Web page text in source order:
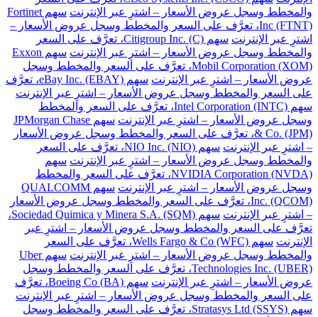
والمخطط وسجل عروض الأسعار – اشترِ عبر الإنترنت
سهم Fortinet
Inc (FTNT)، تعرَّف على السعر والمخطط وسجل عروض الأسعار –
اشترِ عبر الإنترنت
سهم Citigroup Inc. (C)، تعرَّف على السعر
والمخطط وسجل عروض الأسعار – اشترِ عبر الإنترنت
سهم Exxon
Mobil Corporation (XOM)، تعرَّف على السعر والمخطط وسجل
عروض الأسعار – اشترِ عبر الإنترنت
سهم eBay Inc. (EBAY)، تعرَّف
على السعر والمخطط وسجل عروض الأسعار – اشترِ عبر الإنترنت
سهم Intel Corporation (INTC)، تعرَّف على السعر والمخطط
وسجل عروض الأسعار – اشترِ عبر الإنترنت
سهم JPMorgan Chase
& Co. (JPM)، تعرَّف على السعر والمخطط وسجل عروض الأسعار
– اشترِ عبر الإنترنت
سهم NIO Inc. (NIO)، تعرَّف على السعر
والمخطط وسجل عروض الأسعار – اشترِ عبر الإنترنت سهم
NVIDIA Corporation (NVDA)، تعرَّف على السعر والمخطط
وسجل عروض الأسعار – اشترِ عبر الإنترنت
سهم QUALCOMM
Inc. (QCOM)، تعرَّف على السعر والمخطط وسجل عروض الأسعار
– اشترِ عبر الإنترنت
سهم Sociedad Quimica y Minera S.A. (SQM)،
تعرَّف على السعر والمخطط وسجل عروض الأسعار – اشترِ عبر
الإنترنت
سهم Wells Fargo & Co (WFC)، تعرَّف على السعر
والمخطط وسجل عروض الأسعار – اشترِ عبر الإنترنت
سهم Uber
Technologies Inc. (UBER)، تعرَّف على السعر والمخطط وسجل
عروض الأسعار – اشترِ عبر الإنترنت
سهم Boeing Co (BA)، تعرَّف
على السعر والمخطط وسجل عروض الأسعار – اشترِ عبر الإنترنت
سهم Stratasys Ltd (SSYS)، تعرَّف على السعر والمخطط وسجل